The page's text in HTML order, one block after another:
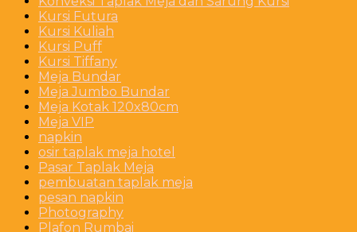
Kursi Futura
Kursi Kuliah
Kursi Puff
Kursi Tiffany
Meja Bundar
Meja Jumbo Bundar
Meja Kotak 120x80cm
Meja VIP
napkin
osir taplak meja hotel
Pasar Taplak Meja
pembuatan taplak meja
pesan napkin
Photography
Plafon Rumbai